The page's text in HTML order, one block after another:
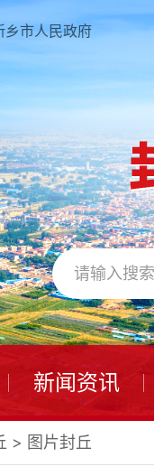
乡市人民政府
新闻资讯
> 图片封丘